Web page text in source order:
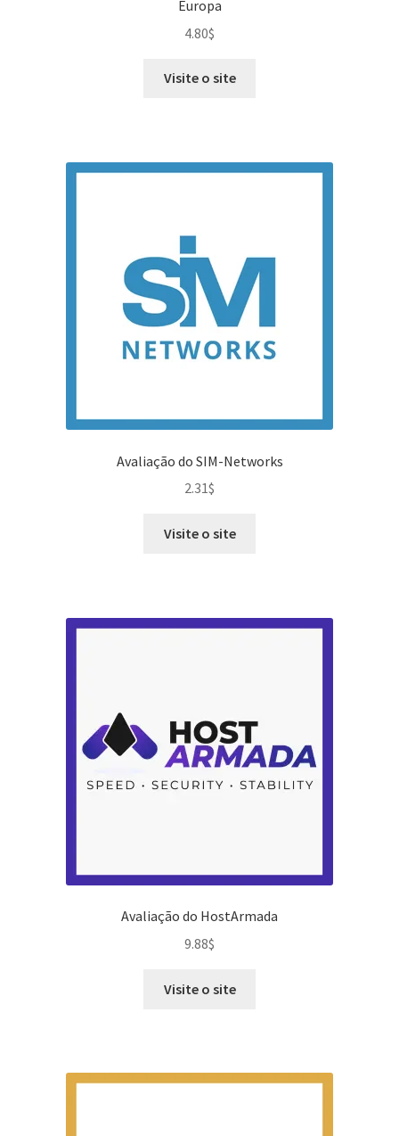
Europa
4.80$
Visite o site
Avaliação do SIM-Networks
2.31$
Visite o site
Avaliação do HostArmada
9.88$
Visite o site